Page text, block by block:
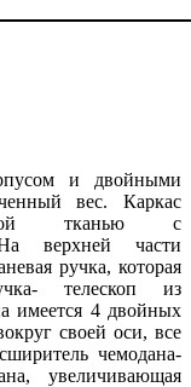
и двойными
вес. Каркас
тканью с
верхней части
ручка, которая
телескоп из
имеется 4 двойных
своей оси, все
чемодана-
увеличивающая